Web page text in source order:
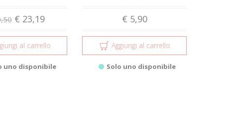
€ 23,19
al carrello
uno disponibile
€ 5,90
Aggiungi al carrello
Solo uno disponibile